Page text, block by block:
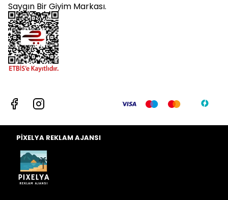
Saygın Bir Giyim Markası.
PİXELYA REKLAM AJANSI